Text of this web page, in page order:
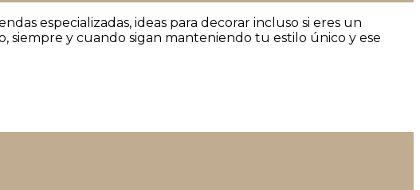
especializadas, ideas para decorar incluso si eres un
siempre y cuando sigan manteniendo tu estilo único y ese